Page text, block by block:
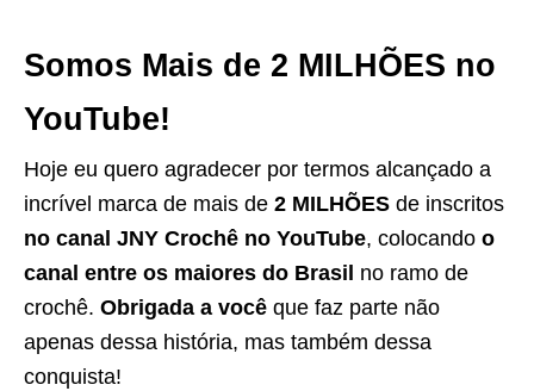
Somos Mais de 2 MILHÕES no
YouTube!
Hoje eu quero agradecer por termos alcançado a
incrível marca de mais de 2 MILHÕES de inscritos
no canal JNY Crochê no YouTube, colocando o
canal entre os maiores do Brasil no ramo de
crochê. Obrigada a você que faz parte não
apenas dessa história, mas também dessa
conquista!